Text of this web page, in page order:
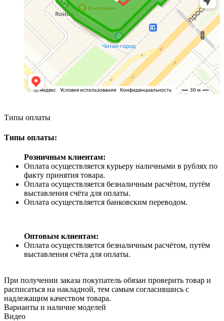
Типы оплаты
Типы оплаты:
Розничным клиентам:
Оплата осуществляется курьеру наличными в рублях по
факту принятия товара.
Оплата осуществляется безналичным расчётом, путём
выставления счёта для оплаты.
Оплата осуществляется банковским переводом.
Оптовым клиентам:
Оплата осуществляется безналичным расчётом, путём
выставления счёта для оплаты.
При получении заказа покупатель обязан проверить товар и
расписаться на накладной, тем самым согласившись с
надлежащим качеством товара.
Варианты и наличие моделей
Видео